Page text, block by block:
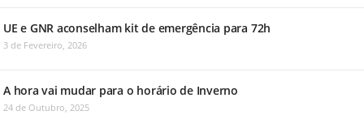
UE e GNR aconselham kit de emergência para 72h
3 de Fevereiro, 2026
A hora vai mudar para o horário de Inverno
24 de Outubro, 2025